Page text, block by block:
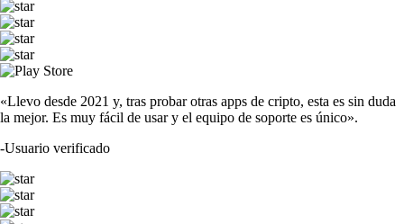
«Llevo desde 2021 y, tras probar otras apps de cripto, esta es sin duda
la mejor. Es muy fácil de usar y el equipo de soporte es único».
-Usuario verificado